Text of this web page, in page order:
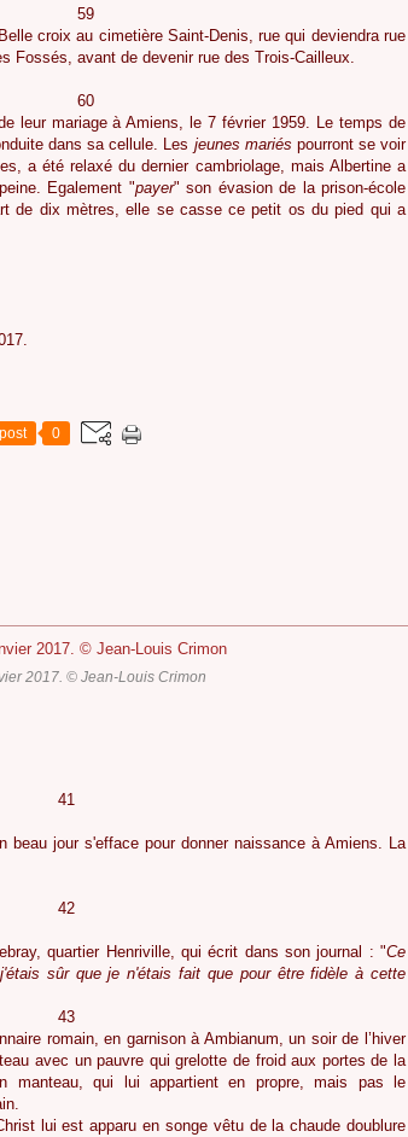
croix au cimetière Saint-Denis, rue qui deviendra rue
Fossés, avant de devenir rue des Trois-Cailleux.
leur mariage à Amiens, le 7 février 1959. Le temps de
dans sa cellule. Les jeunes mariés pourront se voir
a été relaxé du dernier cambriolage, mais Albertine a
Egalement "payer" son évasion de la prison-école
de dix mètres, elle se casse ce petit os du pied qui a
0
2017. © Jean-Louis Crimon
jour s'efface pour donner naissance à Amiens. La
quartier Henriville, qui écrit dans son journal : "Ce
sûr que je n'étais fait que pour être fidèle à cette
romain, en garnison à Ambianum, un soir de l’hiver
avec un pauvre qui grelotte de froid aux portes de la
manteau, qui lui appartient en propre, mais pas le
lui est apparu en songe vêtu de la chaude doublure